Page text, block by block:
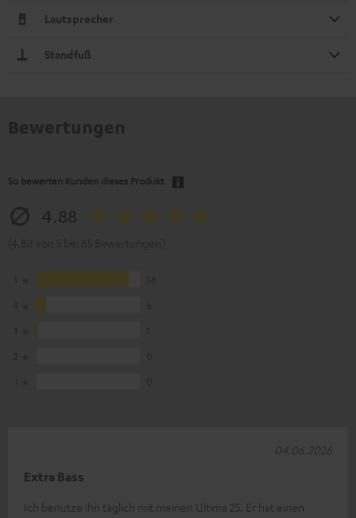
Lautsprecher
Standfuß
So bewerten Kunden dieses Produkt
Extra Bass
Ich benutze ihn täglich mit meinen Ultima 25. Er hat einen
04.06.2026